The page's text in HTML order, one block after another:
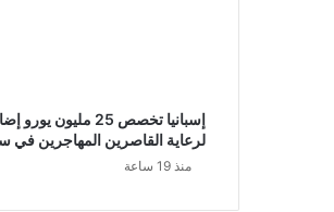
إسبانيا تخصص 25 مليون
لرعاية القاصرين المهاجرين في
منذ 19 ساعة